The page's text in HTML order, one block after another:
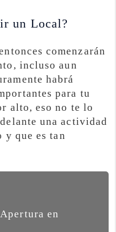
un Local?
comenzarán
incluso aun
habrá
para tu
alto, eso no te lo
una actividad
y que es tan
en